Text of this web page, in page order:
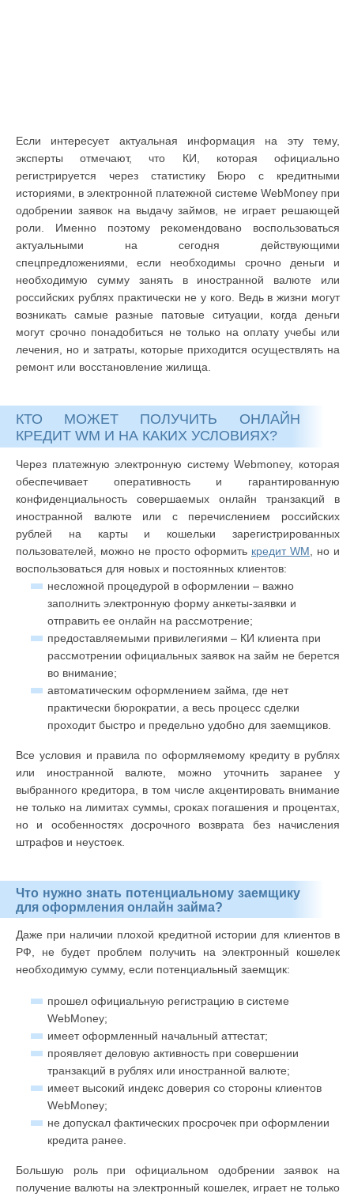
Если интересует актуальная информация на эту тему,
эксперты отмечают, что КИ, которая официально
регистрируется через статистику Бюро с кредитными
историями, в электронной платежной системе WebMoney при
одобрении заявок на выдачу займов, не играет решающей
роли. Именно поэтому рекомендовано воспользоваться
актуальными на сегодня действующими
спецпредложениями, если необходимы срочно деньги и
необходимую сумму занять в иностранной валюте или
российских рублях практически не у кого. Ведь в жизни могут
возникать самые разные патовые ситуации, когда деньги
могут срочно понадобиться не только на оплату учебы или
лечения, но и затраты, которые приходится осуществлять на
ремонт или восстановление жилища.
КТО МОЖЕТ ПОЛУЧИТЬ ОНЛАЙН
КРЕДИТ WM И НА КАКИХ УСЛОВИЯХ?
Через платежную электронную систему Webmoney, которая
обеспечивает оперативность и гарантированную
конфиденциальность совершаемых онлайн транзакций в
иностранной валюте или с перечислением российских
рублей на карты и кошельки зарегистрированных
пользователей, можно не просто оформить кредит WM , но и
воспользоваться для новых и постоянных клиентов:
несложной процедурой в оформлении – важно
заполнить электронную форму анкеты-заявки и
отправить ее онлайн на рассмотрение;
предоставляемыми привилегиями – КИ клиента при
рассмотрении официальных заявок на займ не берется
во внимание;
автоматическим оформлением займа, где нет
практически бюрократии, а весь процесс сделки
проходит быстро и предельно удобно для заемщиков.
Все условия и правила по оформляемому кредиту в рублях
или иностранной валюте, можно уточнить заранее у
выбранного кредитора, в том числе акцентировать внимание
не только на лимитах суммы, сроках погашения и процентах,
но и особенностях досрочного возврата без начисления
штрафов и неустоек.
Что нужно знать потенциальному заемщику
для оформления онлайн займа?
Даже при наличии плохой кредитной истории для клиентов в
РФ, не будет проблем получить на электронный кошелек
необходимую сумму, если потенциальный заемщик:
прошел официальную регистрацию в системе
WebMoney;
имеет оформленный начальный аттестат;
проявляет деловую активность при совершении
транзакций в рублях или иностранной валюте;
имеет высокий индекс доверия со стороны клиентов
WebMoney;
не допускал фактических просрочек при оформлении
кредита ранее.
Большую роль при официальном одобрении заявок на
получение валюты на электронный кошелек, играет не только